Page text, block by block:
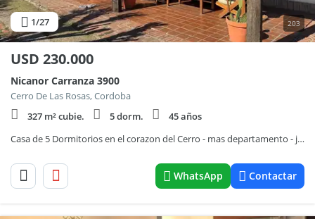
1/27 203
USD 230.000
Nicanor Carranza 3900
Cerro De Las Rosas, Cordoba
327 m² cubie.
5 dorm.
45 años
Casa de 5 Dormitorios en el corazon del Cerro - mas departamento - jardin y pileta
WhatsApp Contactar